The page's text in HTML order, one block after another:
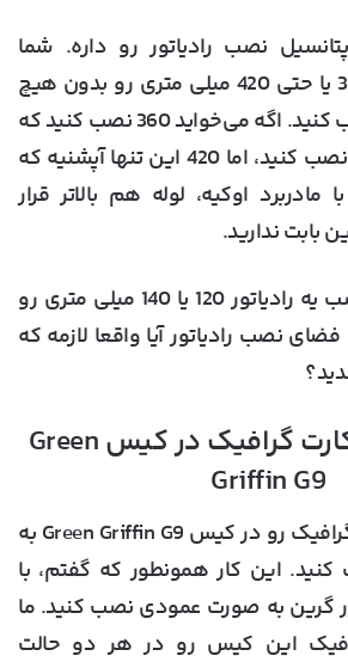
نصب رادیاتور رو داره. شما
می‌تونید رادیاتور 360 یا حتی 420 میلی متری رو بدون هیچ
مشکلی این جلو نصب کنید. اگه می‌خواید 360 نصب کنید که
چه کاریه همون بالا نصب کنید، اما 420 این تنها آپشنیه که
مادربرد اوکیه، لوله هم بالاتر قرار
بابت ندارید.
پنل پشتی امکان نصب یه رادیاتور 120 یا 140 میلی متری رو
فضای نصب رادیاتور آیا واقعا لازمه که
نصب عمودی کارت گرافیک در کیس Green
Griffin G9
شما می‌تونید کارت گرافیک رو در کیس Green Griffin G9 به
این کار همونطور که گفتم، با
گرین به صورت عمودی نصب کنید. ما
این کیس رو در هر دو حالت